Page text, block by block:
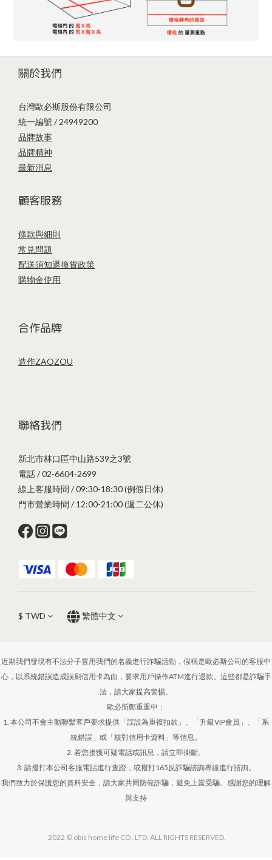
關於我們
台灣歐必斯股份有限公司
統一編號 / 24949200
品牌故事
品牌精神
最新消息
顧客服務
條款與細則
常見問題
配送須知退換貨政策
購物金使用
合作品牌
造作ZAOZOU
聯絡我們
新北市林口區中山路539之3號
電話 / 02-6604-2699
線上客服時間 / 09:30-18:30 (例假日休)
門市營業時間 / 12:00-21:00 (週二公休)
$ TWD 繁體中文
近期我們發現有不法分子冒用我們的名義進行詐騙活動，假稱是歐必斯公司的客服中
心，以系統錯誤造成誤刷信用卡為由，要求用戶操作ATM進行退款。這些都是詐騙手
法，請大家提高警惕。
歐必斯鄭重重申：
1. 本公司不會主動聯繫客戶要求提供「誤設為重複扣款」、「升級VIP會員」、「系
統錯誤」或「核對信用卡資料」等信息。
2. 若您接獲可疑電話或訊息，請立即掛斷。
3. 請撥打本公司客服電話進行查證，或撥打165反詐騙諮詢專線進行諮詢。
我們致力於保護您的資料安全，請大家共同防範詐騙，避免上當受騙。感謝您的理解
與支持
2022 © obis home life CO.,LTD. ALL RIGHTS RESERVED.